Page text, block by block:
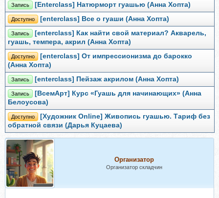
Запись [Enterclass] Натюрморт гуашью (Анна Хопта)
Доступно [enterclass] Все о гуаши (Анна Хопта)
Запись
[enterclass] Как найти свой материал? Акварель,
гуашь, темпера, акрил (Анна Хопта)
Доступно
[enterclass] От импрессионизма до барокко
(Анна Хопта)
Запись [enterclass] Пейзаж акрилом (Анна Хопта)
Запись
[ВсемАрт] Курс «Гуашь для начинающих» (Анна
Белоусова)
Доступно
[Художник Online] Живопись гуашью. Тариф без
обратной связи (Дарья Куцаева)
Организатор
Организатор складчин